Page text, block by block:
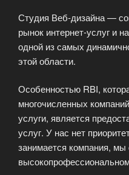
Студия Веб-дизайна —
рынок интернет-услуг и
одной из самых
этой области.
Особенностью RBI,
многочисленных
услуги, является
услуг. У нас нет
занимается компания,